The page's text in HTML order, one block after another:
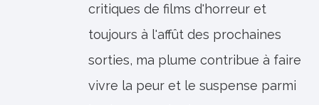
critiques de films d'horreur et
toujours à l'affût des prochaines
sorties, ma plume contribue à faire
vivre la peur et le suspense parmi